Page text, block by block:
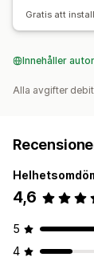
Mätvärden
Gratis att
Innehåller
Alla avgifter
4,6
5
4